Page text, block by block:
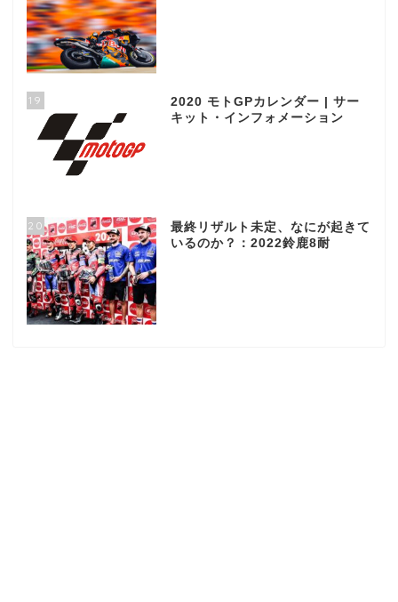
19
2020 モトGPカレンダー | サー
キット・インフォメーション
20
最終リザルト未定、なにが起きて
いるのか？：2022鈴鹿8耐